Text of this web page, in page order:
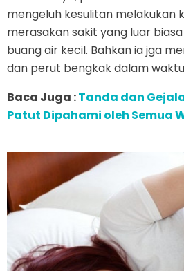
mengeluh kesulitan melakukan
merasakan sakit yang luar
buang air kecil. Bahkan ia jga
dan perut bengkak dalam
Baca Juga :Tanda dan
Patut Dipahami oleh Semua